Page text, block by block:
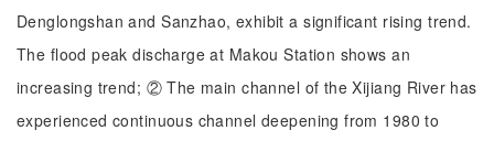
Denglongshan and Sanzhao, exhibit a significant rising trend.
The flood peak discharge at Makou Station shows an
increasing trend; ② The main channel of the Xijiang River has
experienced continuous channel deepening from 1980 to